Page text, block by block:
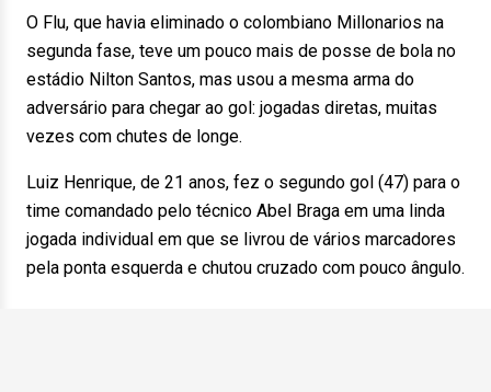
O Flu, que havia eliminado o colombiano Millonarios na
segunda fase, teve um pouco mais de posse de bola no
estádio Nilton Santos, mas usou a mesma arma do
adversário para chegar ao gol: jogadas diretas, muitas
vezes com chutes de longe.
Luiz Henrique, de 21 anos, fez o segundo gol (47) para o
time comandado pelo técnico Abel Braga em uma linda
jogada individual em que se livrou de vários marcadores
pela ponta esquerda e chutou cruzado com pouco ângulo.